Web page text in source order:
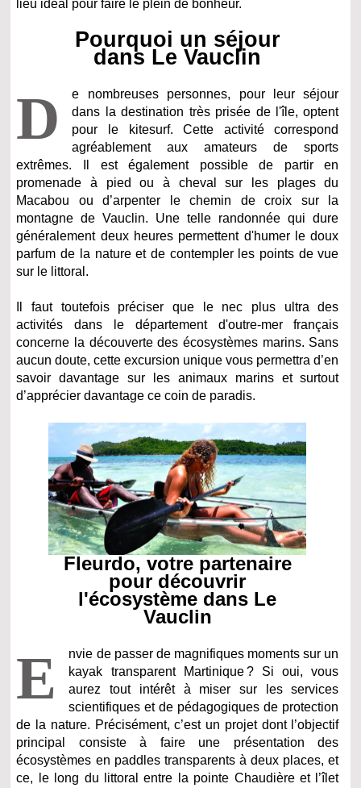
lieu idéal pour faire le plein de bonheur.
Pourquoi un séjour
dans Le Vauclin
D
e nombreuses personnes, pour leur séjour
dans la destination très prisée de l'île, optent
pour le kitesurf. Cette activité correspond
agréablement aux amateurs de sports
extrêmes. Il est également possible de partir en
promenade à pied ou à cheval sur les plages du
Macabou ou d’arpenter le chemin de croix sur la
montagne de Vauclin. Une telle randonnée qui dure
généralement deux heures permettent d'humer le doux
parfum de la nature et de contempler les points de vue
sur le littoral.
Il faut toutefois préciser que le nec plus ultra des
activités dans le département d'outre-mer français
concerne la découverte des écosystèmes marins. Sans
aucun doute, cette excursion unique vous permettra d’en
savoir davantage sur les animaux marins et surtout
d’apprécier davantage ce coin de paradis.
Fleurdo, votre partenaire
pour découvrir
l'écosystème dans Le
Vauclin
E
nvie de passer de magnifiques moments sur un
kayak transparent Martinique ? Si oui, vous
aurez tout intérêt à miser sur les services
scientifiques et de pédagogiques de protection
de la nature. Précisément, c’est un projet dont l’objectif
principal consiste à faire une présentation des
écosystèmes en paddles transparents à deux places, et
ce, le long du littoral entre la pointe Chaudière et l’îlet